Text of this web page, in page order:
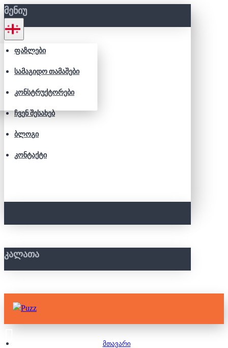
ᲛᲔᲜᲘᲣ
ᲤᲐᲖᲚᲔᲑᲘ
ᲡᲐᲛᲐᲒᲘᲓᲝ ᲗᲐᲛᲐᲨᲔᲑᲘ
ᲙᲝᲜᲡᲢᲠᲣᲥᲢᲝᲠᲔᲑᲘ
ᲩᲕᲔᲜ ᲨᲔᲡᲐᲮᲔᲑ
ᲑᲚᲝᲒᲘ
ᲙᲝᲜᲢᲐᲥᲢᲘ
ᲙᲐᲚᲐᲗᲐ
მთავარი